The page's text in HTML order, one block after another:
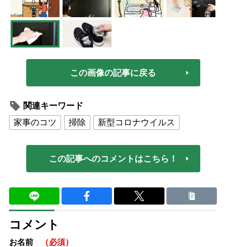
この画像の記事に戻る
関連キーワード
家事のコツ
掃除 新型コロナウイルス
この記事へのコメントはこちら！
コメント
お名前 （必須）